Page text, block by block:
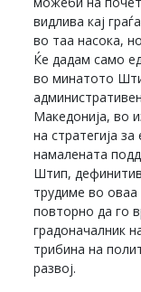
видлива кај
во таа насока,
Ќе дадам само
во минатото
Македонија, во
на стратегија
намалената
Штип,
трудиме во оваа
повторно да го
градоначалник
трибина на
развој.